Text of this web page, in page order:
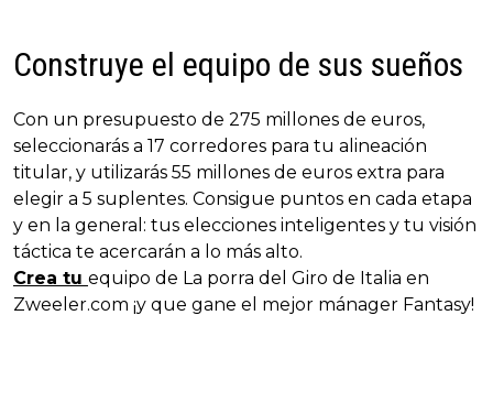
Construye el equipo de sus sueños
Con un presupuesto de 275 millones de euros,
seleccionarás a 17 corredores para tu alineación
titular, y utilizarás 55 millones de euros extra para
elegir a 5 suplentes. Consigue puntos en cada etapa
y en la general: tus elecciones inteligentes y tu visión
táctica te acercarán a lo más alto.
Crea tu equipo de La porra del Giro de Italia en
Zweeler.com ¡y que gane el mejor mánager Fantasy!